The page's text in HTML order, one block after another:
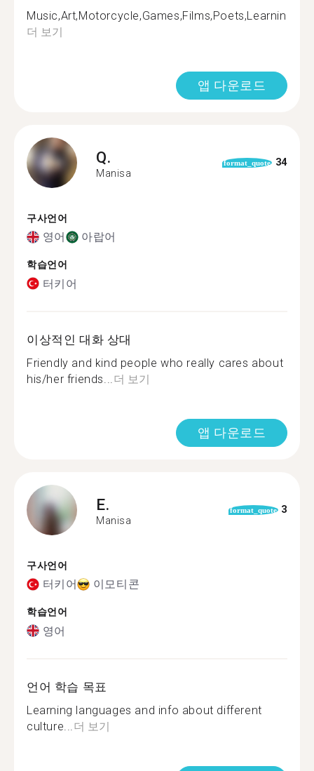
더 보기
앱 다운로드
Q.
Manisa
format_quote 34
구사언어
영어 아랍어
학습언어
터키어
이상적인 대화 상대
Friendly and kind people who really cares about
his/her friends... 더 보기
앱 다운로드
E.
Manisa
format_quote 3
구사언어
터키어 이모티콘
학습언어
영어
언어 학습 목표
Learning languages and info about different
culture... 더 보기